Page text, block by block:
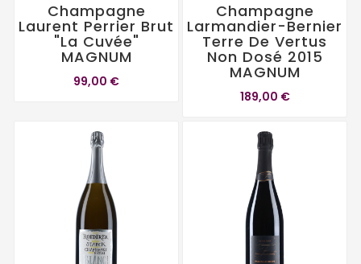
Champagne
Laurent Perrier Brut
"La Cuvée"
MAGNUM
99,00 €
Champagne
Larmandier-Bernier
Terre De Vertus
Non Dosé 2015
MAGNUM
189,00 €